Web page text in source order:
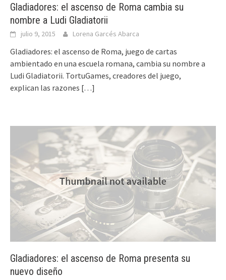
Gladiadores: el ascenso de Roma cambia su
nombre a Ludi Gladiatorii
julio 9, 2015 Lorena Garcés Abarca
Gladiadores: el ascenso de Roma, juego de cartas
ambientado en una escuela romana, cambia su nombre a
Ludi Gladiatorii. TortuGames, creadores del juego,
explican las razones […]
Gladiadores: el ascenso de Roma presenta su
nuevo diseño